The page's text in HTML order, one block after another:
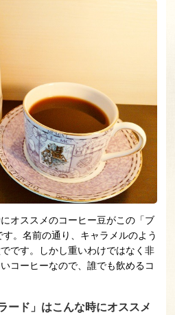
オススメのコーヒー豆がこの「ブ
。名前の通り、キャラメルのよう
です。しかし重いわけではなく非
コーヒーなので、誰でも飲めるコ
ード」はこんな時にオススメ